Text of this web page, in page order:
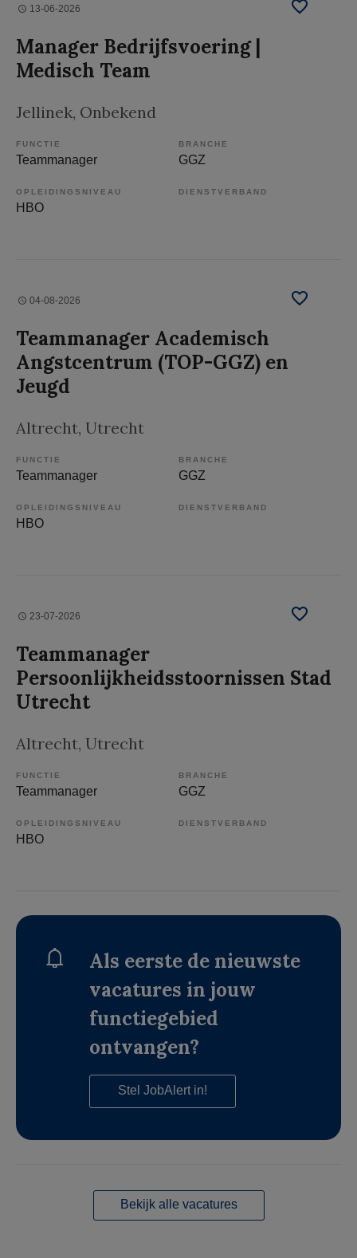
13-06-2026
Manager Bedrijfsvoering |
Medisch Team
Jellinek, Onbekend
FUNCTIE
Teammanager
BRANCHE
GGZ
OPLEIDINGSNIVEAU
HBO
DIENSTVERBAND
04-08-2026
Teammanager Academisch
Angstcentrum (TOP-GGZ) en
Jeugd
Altrecht, Utrecht
FUNCTIE
Teammanager
BRANCHE
GGZ
OPLEIDINGSNIVEAU
HBO
DIENSTVERBAND
23-07-2026
Teammanager
Persoonlijkheidsstoornissen Stad
Utrecht
Altrecht, Utrecht
FUNCTIE
Teammanager
BRANCHE
GGZ
OPLEIDINGSNIVEAU
HBO
DIENSTVERBAND
Als eerste de nieuwste
vacatures in jouw
functiegebied
ontvangen?
Stel JobAlert in!
Bekijk alle vacatures